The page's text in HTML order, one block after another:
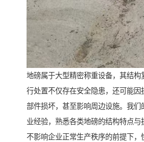
地磅属于大型精密称重设备，其结构
行处置不仅存在安全隐患，还可能因
部件损坏，甚至影响周边设施。我们
业经验，熟悉各类地磅的结构特点与
不影响企业正常生产秩序的前提下，